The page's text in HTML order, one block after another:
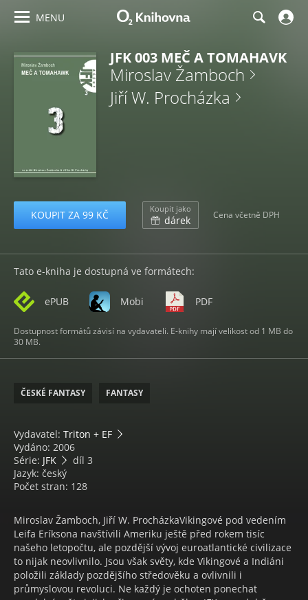
MENU
JFK 003 MEČ A TOMAHAVK
Miroslav Žamboch
Jiří W. Procházka
KOUPIT ZA 99 KČ Koupit jako
dárek Cena včetně DPH
Tato e-kniha je dostupná ve formátech:
ePUB Mobi PDF
Dostupnost formátů závisí na vydavateli. E-knihy mají velikost od 1 MB do
30 MB.
ČESKÉ FANTASY FANTASY
Vydavatel: Triton + EF
Vydáno: 2006
Série: JFK
díl 3
Jazyk: český
Počet stran: 128
Miroslav Žamboch, Jiří W. ProcházkaVikingové pod vedením
Leifa Eríksona navštívili Ameriku ještě před rokem tisíc
našeho letopočtu, ale pozdější vývoj euroatlantické civilizace
to nijak neovlivnilo. Jsou však světy, kde Vikingové a Indiáni
položili základy pozdějšího středověku a ovlivnili i
průmyslovou revoluci. Ne každý je ochoten ponechat